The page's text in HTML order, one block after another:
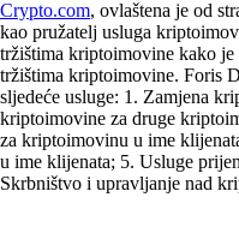
Crypto.com, ovlaštena je od
kao pružatelj usluga
tržištima kriptoimovine kako
tržištima kriptoimovine. Foris
sljedeće usluge: 1. Zamjena
kriptoimovine za druge
za kriptoimovinu u ime
u ime klijenata; 5. Usluge
Skrbništvo i upravljanje nad